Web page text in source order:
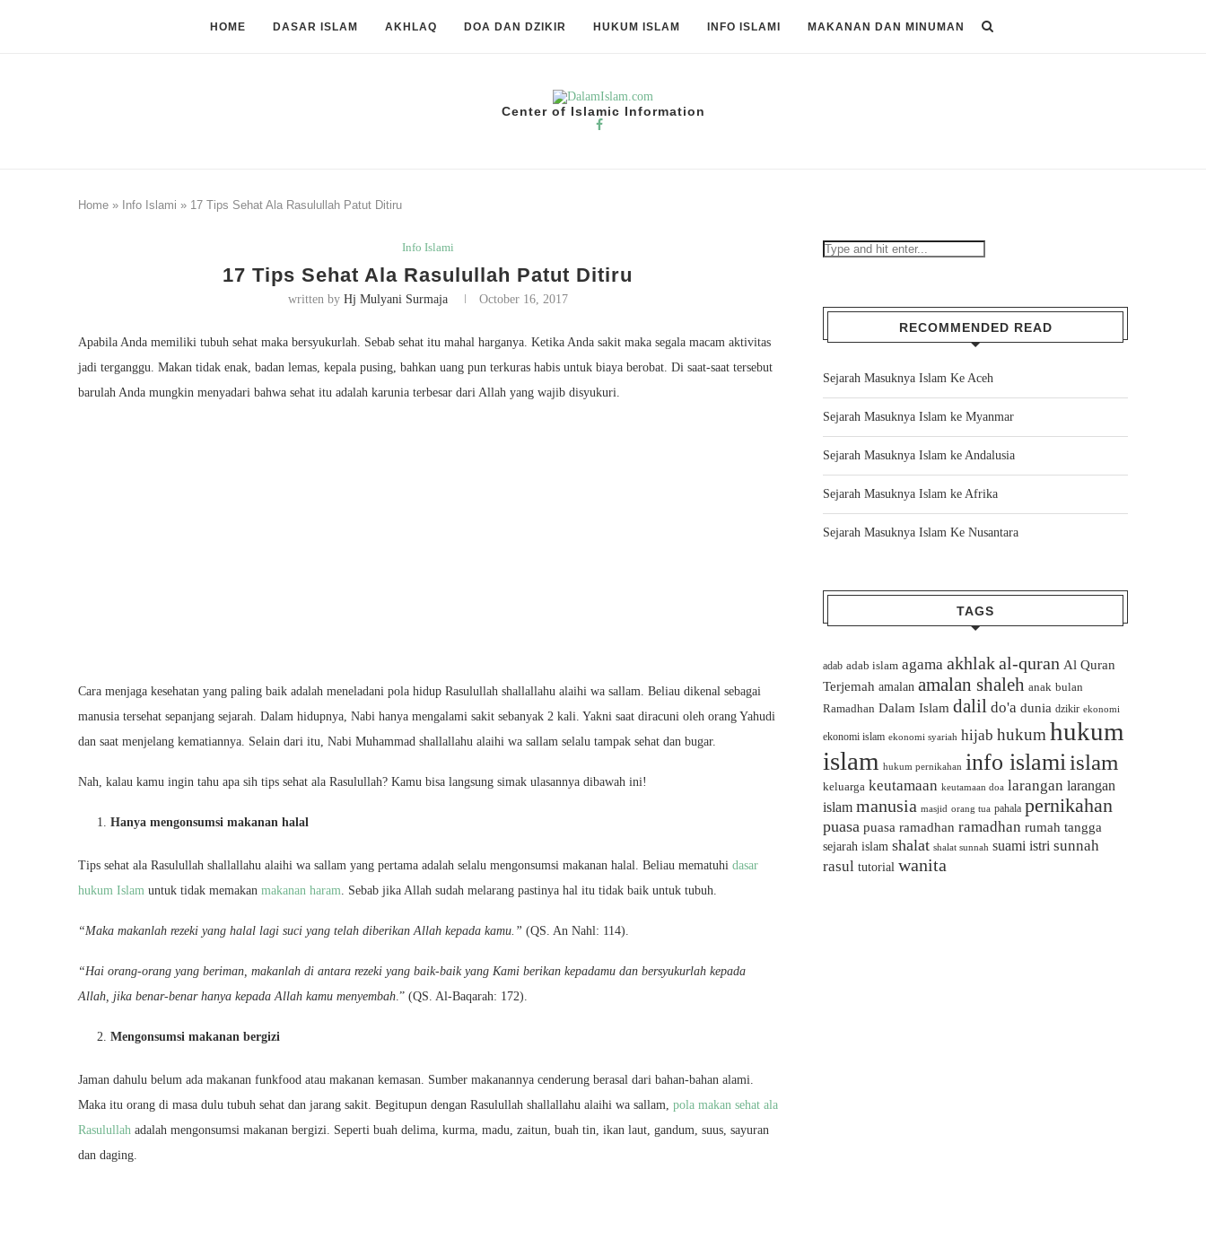
HOME DASAR ISLAM AKHLAQ DOA DAN DZIKIR HUKUM ISLAM INFO ISLAMI MAKANAN DAN MINUMAN
Center of Islamic Information
Home » Info Islami » 17 Tips Sehat Ala Rasulullah Patut Ditiru
Info Islami
17 Tips Sehat Ala Rasulullah Patut Ditiru
written by Hj Mulyani Surmaja October 16, 2017
Apabila Anda memiliki tubuh sehat maka bersyukurlah. Sebab sehat itu mahal harganya. Ketika Anda sakit maka segala macam aktivitas
jadi terganggu. Makan tidak enak, badan lemas, kepala pusing, bahkan uang pun terkuras habis untuk biaya berobat. Di saat-saat tersebut
barulah Anda mungkin menyadari bahwa sehat itu adalah karunia terbesar dari Allah yang wajib disyukuri.
Cara menjaga kesehatan yang paling baik adalah meneladani pola hidup Rasulullah shallallahu alaihi wa sallam. Beliau dikenal sebagai
manusia tersehat sepanjang sejarah. Dalam hidupnya, Nabi hanya mengalami sakit sebanyak 2 kali. Yakni saat diracuni oleh orang Yahudi
dan saat menjelang kematiannya. Selain dari itu, Nabi Muhammad shallallahu alaihi wa sallam selalu tampak sehat dan bugar.
Nah, kalau kamu ingin tahu apa sih tips sehat ala Rasulullah? Kamu bisa langsung simak ulasannya dibawah ini!
Hanya mengonsumsi makanan halal
Tips sehat ala Rasulullah shallallahu alaihi wa sallam yang pertama adalah selalu mengonsumsi makanan halal. Beliau mematuhi dasar
hukum Islam untuk tidak memakan makanan haram. Sebab jika Allah sudah melarang pastinya hal itu tidak baik untuk tubuh.
“Maka makanlah rezeki yang halal lagi suci yang telah diberikan Allah kepada kamu.” (QS. An Nahl: 114).
“Hai orang-orang yang beriman, makanlah di antara rezeki yang baik-baik yang Kami berikan kepadamu dan bersyukurlah kepada
Allah, jika benar-benar hanya kepada Allah kamu menyembah.” (QS. Al-Baqarah: 172).
Mengonsumsi makanan bergizi
Jaman dahulu belum ada makanan funkfood atau makanan kemasan. Sumber makanannya cenderung berasal dari bahan-bahan alami.
Maka itu orang di masa dulu tubuh sehat dan jarang sakit. Begitupun dengan Rasulullah shallallahu alaihi wa sallam, pola makan sehat ala
Rasulullah adalah mengonsumsi makanan bergizi. Seperti buah delima, kurma, madu, zaitun, buah tin, ikan laut, gandum, suus, sayuran
dan daging.
RECOMMENDED READ
Sejarah Masuknya Islam Ke Aceh
Sejarah Masuknya Islam ke Myanmar
Sejarah Masuknya Islam ke Andalusia
Sejarah Masuknya Islam ke Afrika
Sejarah Masuknya Islam Ke Nusantara
TAGS
adab adab islam agama akhlakal-quran Al Quran
Terjemah amalan amalan shaleh anak bulan
Ramadhan Dalam Islam dalil do'a dunia dzikir ekonomi
ekonomi islam ekonomi syariah hijab hukum hukum
islam hukum pernikahan info islamiislam
keluarga keutamaan keutamaan doa larangan larangan
islam manusia masjid orang tua pahala pernikahan
puasa puasa ramadhan ramadhan rumah tangga
sejarah islam shalat shalat sunnah suami istri sunnah
rasul tutorial wanita